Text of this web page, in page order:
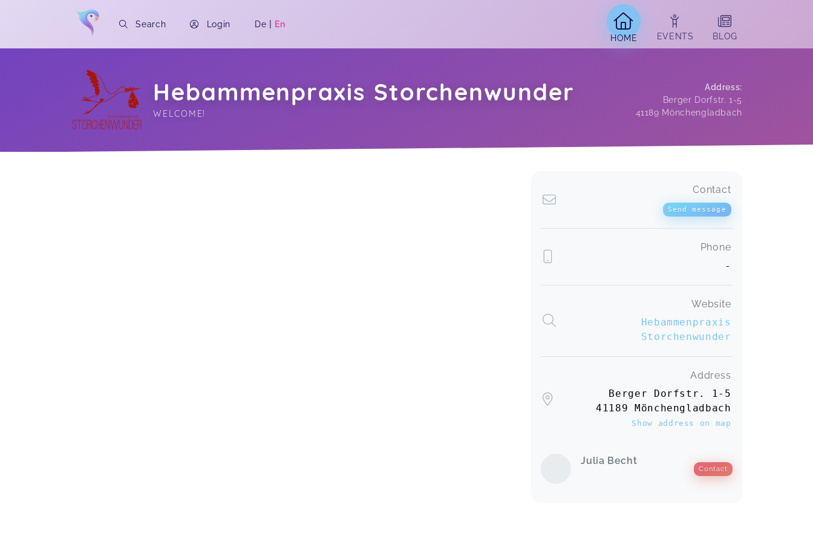
Search Login De | En
HOME
EVENTS BLOG
Hebammenpraxis Storchenwunder
WELCOME!
Address:
Berger Dorfstr. 1-5
41189 Mönchengladbach
Contact
Send message
Phone
-
Website
Hebammenpraxis
Storchenwunder
Address
Berger Dorfstr. 1-5
41189 Mönchengladbach
Show address on map
Julia Becht
Contact